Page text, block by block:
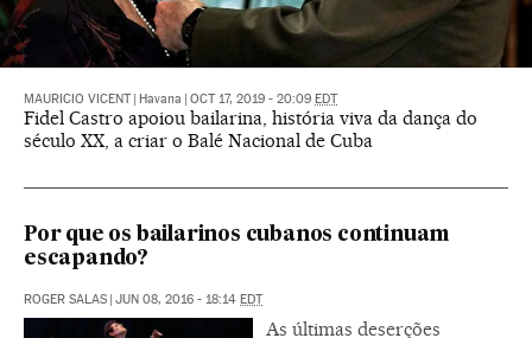
MAURICIO VICENT Havana OCT 17, 2019 - 20:09 EDT
Fidel Castro apoiou bailarina, história viva da dança do
século XX, a criar o Balé Nacional de Cuba
Por que os bailarinos cubanos continuam
escapando?
ROGER SALAS JUN 08, 2016 - 18:14 EDT
As últimas deserções